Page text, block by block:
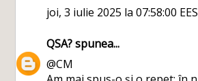
joi, 3 iulie 2025 la 07:58:00
QSA?spunea...
@CM